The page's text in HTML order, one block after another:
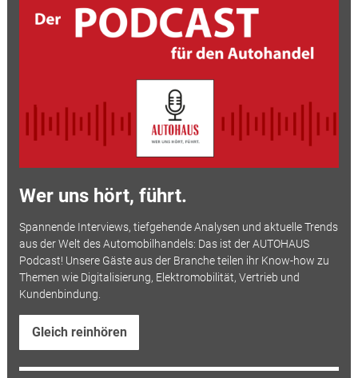
Wer uns hört, führt.
Spannende Interviews, tiefgehende Analysen und aktuelle Trends
aus der Welt des Automobilhandels: Das ist der AUTOHAUS
Podcast! Unsere Gäste aus der Branche teilen ihr Know-how zu
Themen wie Digitalisierung, Elektromobilität, Vertrieb und
Kundenbindung.
Gleich reinhören